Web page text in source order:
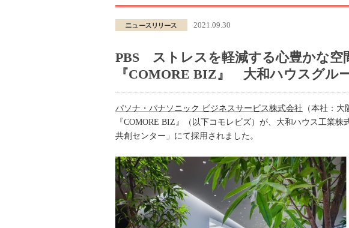
2021.09.30
PBS ストレスを軽減する心豊かな空
『COMORE BIZ』 大和ハウスグル
パソナ・パナソニック ビジネスサービス株式会社 （本社：
『COMORE BIZ』（以下コモレビズ）が、大和ハウス工業
共創センター」にて採用されました。